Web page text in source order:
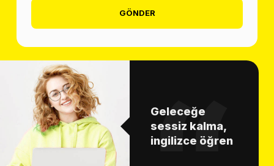
GÖNDER
Geleceğe
sessiz kalma,
ingilizce öğren